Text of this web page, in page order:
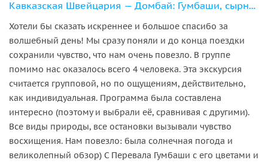
Кавказская Швейцария — Домбай: Гумбаши, сырные скалы, Шоанинский храм
Хотели бы сказать искреннее и большое спасибо за
волшебный день! Мы сразу поняли и до конца поездки
сохранили чувство, что нам очень повезло. В группе
помимо нас оказалось всего 4 человека. Эта экскурсия
считается групповой, но по ощущениям, действительно,
как индивидуальная. Программа была составлена
интересно (поэтому и выбрали её, сравнивая с другими).
Все виды природы, все остановки вызывали чувство
восхищения. Нам повезло: была солнечная погода и
великолепный обзор) С Перевала Гумбаши с его цветами и